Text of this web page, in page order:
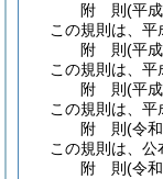
附 則(平
この規則は、平
附 則(平
この規則は、平
附 則(平
この規則は、平
附 則(令
この規則は、公
附 則(令